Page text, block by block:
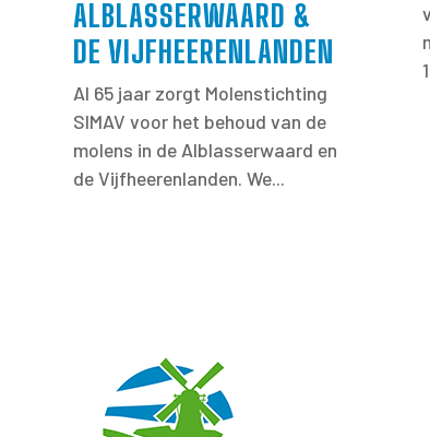
ALBLASSERWAARD &
DE VIJFHEERENLANDEN
Al 65 jaar zorgt Molenstichting
SIMAV voor het behoud van de
molens in de Alblasserwaard en
de Vijfheerenlanden. We...